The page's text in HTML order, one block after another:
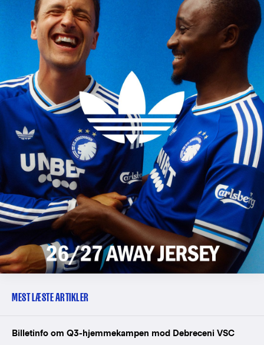
MEST LÆSTE ARTIKLER
Billetinfo om Q3-hjemmekampen mod Debreceni VSC